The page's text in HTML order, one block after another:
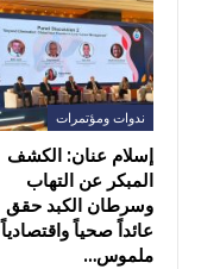
ندوات ومؤتمرات
إسلام عنان: الكشف
المبكر عن التهاب
وسرطان الكبد حقق
عائداً صحياً واقتصادياً
ملموس…